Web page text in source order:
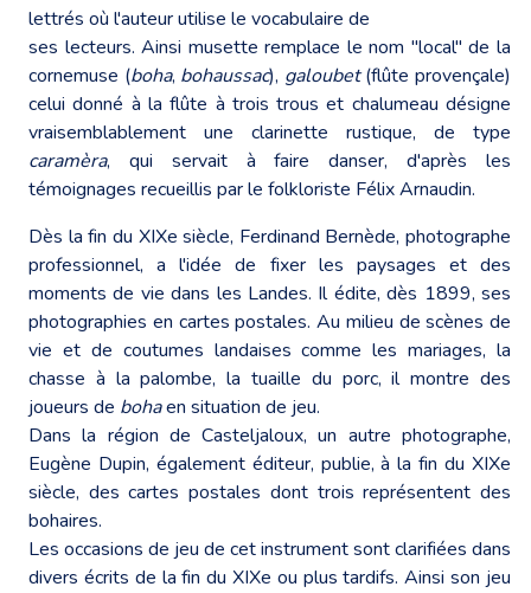
lettrés où l'auteur utilise le vocabulaire de
ses lecteurs. Ainsi musette remplace le nom "local" de la
cornemuse (boha, bohaussac), galoubet(flûte provençale)
celui donné à la flûte à trois trous et chalumeau désigne
vraisemblablement une clarinette rustique, de type
caramèra, qui servait à faire danser, d'après les
témoignages recueillis par le folkloriste Félix Arnaudin.
Dès la fin du XIXe siècle, Ferdinand Bernède, photographe
professionnel, a l'idée de fixer les paysages et des
moments de vie dans les Landes. Il édite, dès 1899, ses
photographies en cartes postales. Au milieu de scènes de
vie et de coutumes landaises comme les mariages, la
chasse à la palombe, la tuaille du porc, il montre des
joueurs de bohaen situation de jeu.
Dans la région de Casteljaloux, un autre photographe,
Eugène Dupin, également éditeur, publie, à la fin du XIXe
siècle, des cartes postales dont trois représentent des
bohaires.
Les occasions de jeu de cet instrument sont clarifiées dans
divers écrits de la fin du XIXe ou plus tardifs. Ainsi son jeu